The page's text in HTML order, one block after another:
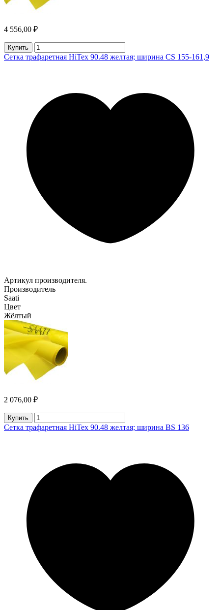
4 556,00 ₽
Купить
Сетка трафаретная HiTex 90.48 желтая; ширина CS 155-161,9
Артикул производителя.
Производитель
Saati
Цвет
Жёлтый
2 076,00 ₽
Купить
Сетка трафаретная HiTex 90.48 желтая; ширина BS 136